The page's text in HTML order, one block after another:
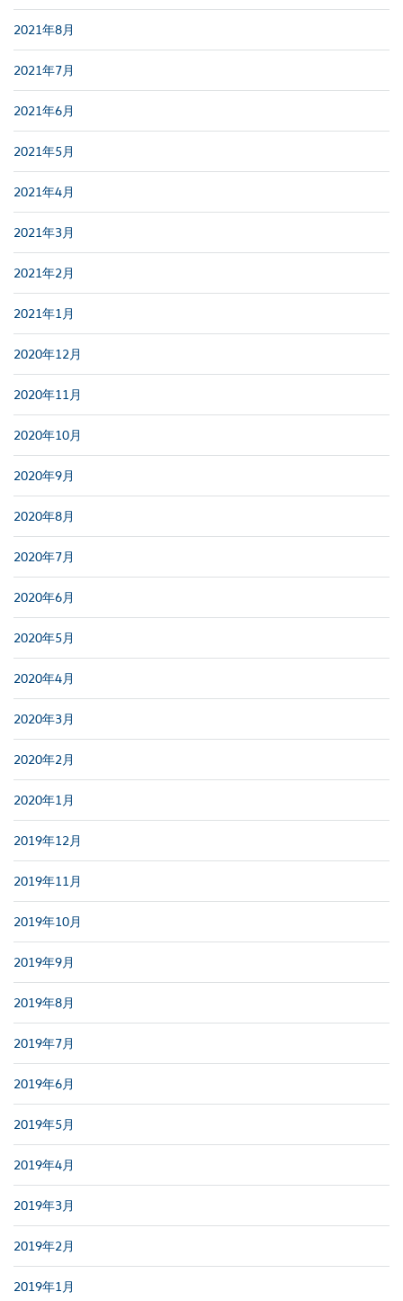
2021年8月
2021年7月
2021年6月
2021年5月
2021年4月
2021年3月
2021年2月
2021年1月
2020年12月
2020年11月
2020年10月
2020年9月
2020年8月
2020年7月
2020年6月
2020年5月
2020年4月
2020年3月
2020年2月
2020年1月
2019年12月
2019年11月
2019年10月
2019年9月
2019年8月
2019年7月
2019年6月
2019年5月
2019年4月
2019年3月
2019年2月
2019年1月